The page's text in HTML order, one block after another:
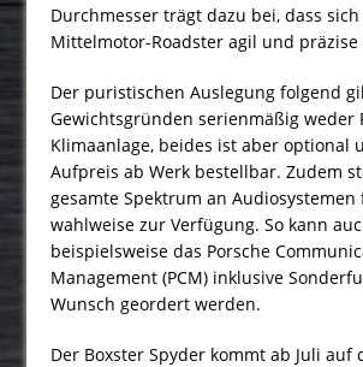
Durchmesser trägt dazu bei, dass
Mittelmotor-Roadster agil und
Der puristischen Auslegung folgend
Gewichtsgründen serienmäßig weder
Klimaanlage, beides ist aber optional
Aufpreis ab Werk bestellbar. Zudem
gesamte Spektrum an
wahlweise zur Verfügung. So kann
beispielsweise das Porsche
Management (PCM) inklusive
Wunsch geordert werden.
Der Boxster Spyder kommt ab Juli auf